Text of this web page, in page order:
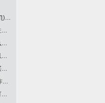
努力💪学习，加油赚钱，感恩(´ᴗ`ʃƪ)老师分享干货
用什么软件挑选票的呀？已经关注您很久了！
老师这几天没法干活了，你是怎么挑选票票的？
老师，想拜你为师，向你学习，以邮箱联系你了，请回复为盼。
老师，这段时间太难做了，今天买明天跌，老师文中作业，是不是最后一根k线是卖点，前一根k线是买点？不知道对不对？请多多指教！
这几天太不好干了，天天亏钱😭咋办老师
感谢关注，一起努力吧！有问题可以留言